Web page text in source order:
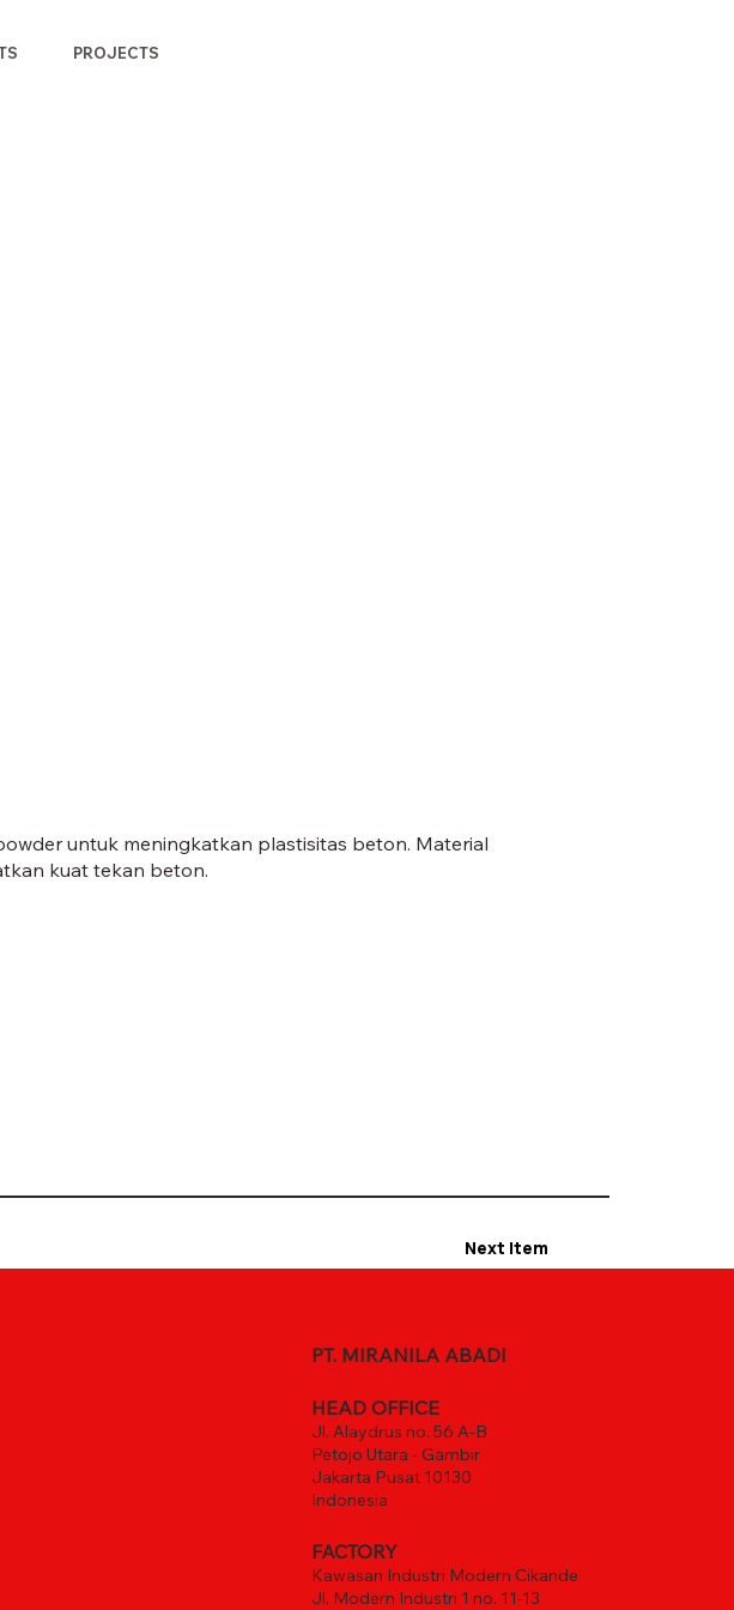
PROJECTS
untuk meningkatkan plastisitas beton. Material
kuat tekan beton.
Next Item
PT. MIRANILA ABADI
HEAD OFFICE
Jl. Alaydrus no. 56 A-B
Petojo Utara - Gambir
Jakarta Pusat 10130
Indonesia
FACTORY
Kawasan Industri Modern Cikande
Jl. Modern Industri 1 no. 11-13